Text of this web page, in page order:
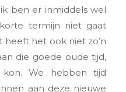
ben er inmiddels wel
termijn niet gaat
het ook niet zo’n
die goede oude tijd,
We hebben tijd
aan deze nieuwe